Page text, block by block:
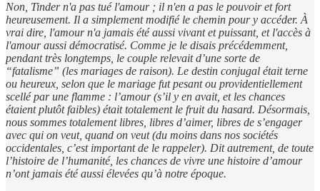
Non, Tinder n'a pas tué l'amour ; il n'en a pas le pouvoir et fort
heureusement. Il a simplement modifié le chemin pour y accéder. À
vrai dire, l'amour n'a jamais été aussi vivant et puissant, et l'accès à
l'amour aussi démocratisé. Comme je le disais précédemment,
pendant très longtemps, le couple relevait d’une sorte de
“fatalisme” (les mariages de raison). Le destin conjugal était terne
ou heureux, selon que le mariage fut pesant ou providentiellement
scellé par une flamme : l’amour (s’il y en avait, et les chances
étaient plutôt faibles) était totalement le fruit du hasard. Désormais,
nous sommes totalement libres, libres d’aimer, libres de s’engager
avec qui on veut, quand on veut (du moins dans nos sociétés
occidentales, c’est important de le rappeler). Dit autrement, de toute
l’histoire de l’humanité, les chances de vivre une histoire d’amour
n’ont jamais été aussi élevées qu’à notre époque.